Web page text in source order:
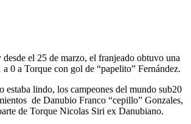
el 25 de marzo, el franjeado obtuvo una
0 a Torque con gol de “papelito” Fernández.
estaba lindo, los campeones del mundo sub20
de Danubio Franco “cepillo” Gonzales,
de Torque Nicolas Siri ex Danubiano.